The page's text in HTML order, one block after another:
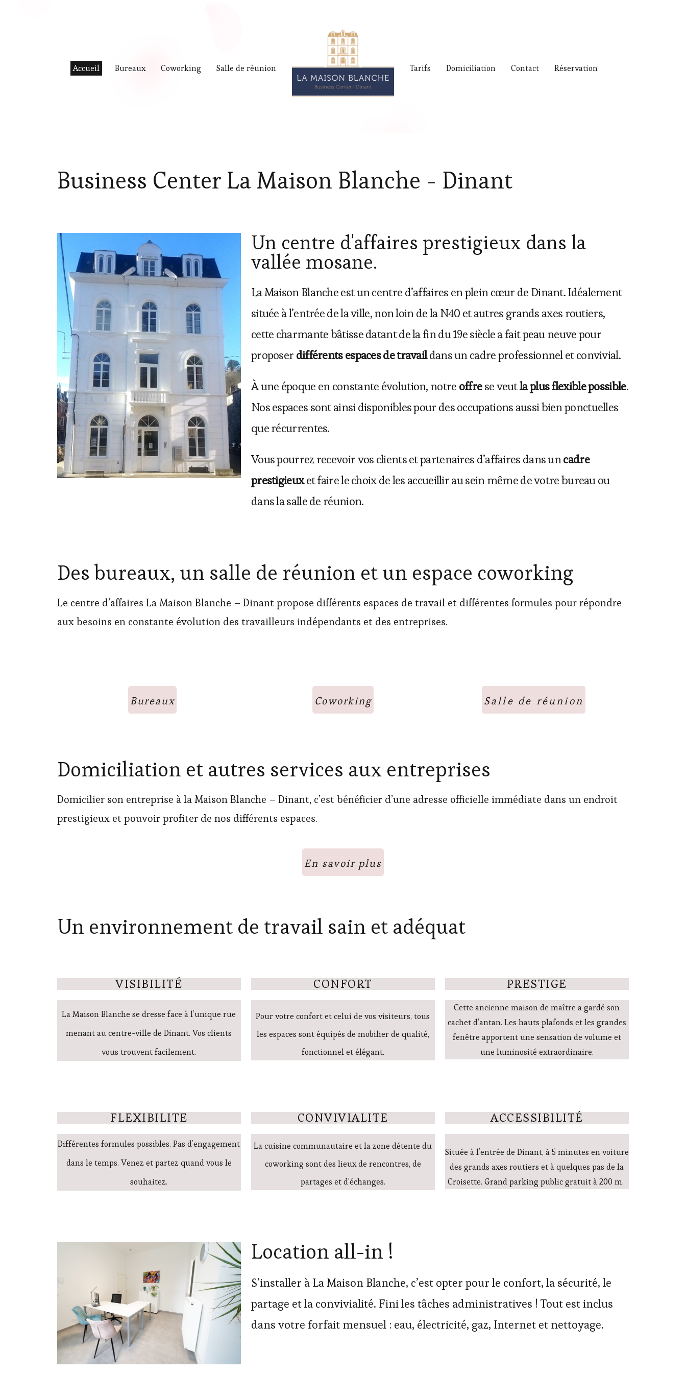
Accueil Bureaux Coworking Salle de réunion Tarifs Domiciliation Contact Réservation
Business Center La Maison Blanche - Dinant
Un centre d'affaires prestigieux dans la
vallée mosane.
La Maison Blanche est un centre d’affaires en plein cœur de Dinant. Idéalement
située à l’entrée de la ville, non loin de la N40 et autres grands axes routiers,
cette charmante bâtisse datant de la fin du 19e siècle a fait peau neuve pour
proposer différents espaces de travaildans un cadre professionnel et convivial.
À une époque en constante évolution, notre offrese veutla plus flexible possible.
Nos espaces sont ainsi disponibles pour des occupations aussi bien ponctuelles
que récurrentes.
Vous pourrez recevoir vos clients et partenaires d’affaires dans uncadre
prestigieuxet faire le choix de les accueillir au sein même de votre bureau ou
dans la salle de réunion.
Des bureaux, un salle de réunion et un espace coworking
Le centre d’affaires La Maison Blanche – Dinant propose différents espaces de travail et différentes formules pour répondre
aux besoins en constante évolution des travailleurs indépendants et des entreprises.
Bureaux Coworking Salle de réunion
Domiciliation et autres services aux entreprises
Domicilier son entreprise à la Maison Blanche – Dinant, c’est bénéficier d’une adresse officielle immédiate dans un endroit
prestigieux et pouvoir profiter de nos différents espaces.
En savoir plus
Un environnement de travail sain et adéquat
VISIBILITÉ
La Maison Blanche se dresse face à l’unique rue
menant au centre-ville de Dinant. Vos clients
vous trouvent facilement.
CONFORT
Pour votre confort et celui de vos visiteurs, tous
les espaces sont équipés de mobilier de qualité,
fonctionnel et élégant.
PRESTIGE
Cette ancienne maison de maître a gardé son
cachet d’antan. Les hauts plafonds et les grandes
fenêtre apportent une sensation de volume et
une luminosité extraordinaire.
FLEXIBILITE
Différentes formules possibles. Pas d’engagement
dans le temps. Venez et partez quand vous le
souhaitez.
CONVIVIALITE
La cuisine communautaire et la zone détente du
coworking sont des lieux de rencontres, de
partages et d’échanges.
ACCESSIBILITÉ
Située à l’entrée de Dinant, à 5 minutes en voiture
des grands axes routiers et à quelques pas de la
Croisette. Grand parking public gratuit à 200 m.
Location all-in !
S’installer à La Maison Blanche, c’est opter pour le confort, la sécurité, le
partage et la convivialité. Fini les tâches administratives ! Tout est inclus
dans votre forfait mensuel : eau, électricité, gaz, Internet et nettoyage.